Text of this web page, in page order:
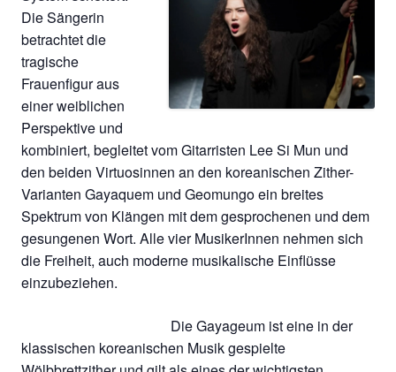
Die Sängerin
betrachtet die
tragische
Frauenfigur aus
einer weiblichen
Perspektive und
kombiniert, begleitet vom Gitarristen Lee Si Mun und
den beiden Virtuosinnen an den koreanischen Zither-
Varianten Gayaquem und Geomungo ein breites
Spektrum von Klängen mit dem gesprochenen und dem
gesungenen Wort. Alle vier MusikerInnen nehmen sich
die Freiheit, auch moderne musikalische Einflüsse
einzubeziehen.
Die Gayageum ist eine in der
klassischen koreanischen Musik gespielte